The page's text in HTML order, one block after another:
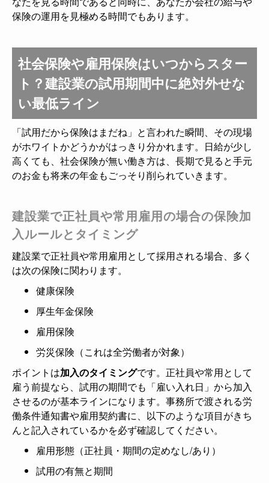
保険の運用を見極める時間でもあります。
社会保険や雇用保険はいつからスター
ト？建設業の試用期間中に絶対外せな
い最低ライン
「試用だから保険はまだね」と言われた瞬間、その現場
がホワイトかどうかがはっきり分かれます。日給が少し
高くても、社会保険が無い働き方は、長期で見ると手元
のお金も将来の年金もごっそり削られていきます。
建設業で正社員や常用雇用の場合の保険加
入ルールとタイミング
建設業で正社員や常用雇用として採用される場合、多く
は次の保険に関わります。
健康保険
厚生年金保険
雇用保険
労災保険（これは全労働者が対象）
ポイントは加入のタイミングです。正社員や常用として
雇う前提なら、試用の期間でも「雇い入れ日」から加入
させるのが基本ラインになります。事務所で渡される労
働条件通知書や雇用契約書に、以下のような項目がきち
んと記入されているかを必ず確認してください。
雇用形態（正社員・期間の定めなし/あり）
試用の有無と期間